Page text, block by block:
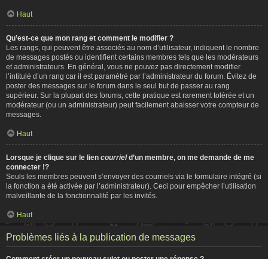
Haut
Qu’est-ce que mon rang et comment le modifier ?
Les rangs, qui peuvent être associés au nom d’utilisateur, indiquent le nombre
de messages postés ou identifient certains membres tels que les modérateurs
et administrateurs. En général, vous ne pouvez pas directement modifier
l’intitulé d’un rang car il est paramétré par l’administrateur du forum. Évitez de
poster des messages sur le forum dans le seul but de passer au rang
supérieur. Sur la plupart des forums, cette pratique est rarement tolérée et un
modérateur (ou un administrateur) peut facilement abaisser votre compteur de
messages.
Haut
Lorsque je clique sur le lien courrield’un membre, on me demande de me
connecter !?
Seuls les membres peuvent s’envoyer des courriels via le formulaire intégré (si
la fonction a été activée par l’administrateur). Ceci pour empêcher l’utilisation
malveillante de la fonctionnalité par les invités.
Haut
Problèmes liés à la publication de messages